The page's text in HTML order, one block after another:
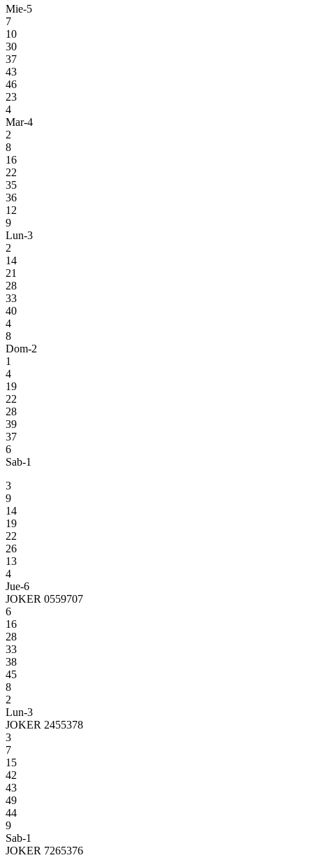
Mie-5
7
10
30
37
43
46
23
4
Mar-4
2
8
16
22
35
36
12
9
Lun-3
2
14
21
28
33
40
4
8
Dom-2
1
4
19
22
28
39
37
6
Sab-1
3
9
14
19
22
26
13
4
Jue-6
JOKER 0559707
6
16
28
33
38
45
8
2
Lun-3
JOKER 2455378
3
7
15
42
43
49
44
9
Sab-1
JOKER 7265376